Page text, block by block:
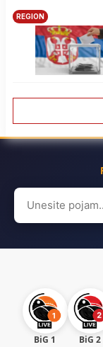
REGION
Search
for:
BiG 1 BiG 2